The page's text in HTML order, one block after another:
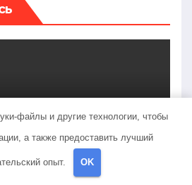
—
ученый и его
краткая
достижения и
файлы и другие технологии, чтобы
а также предоставить лучший
опыт. OK